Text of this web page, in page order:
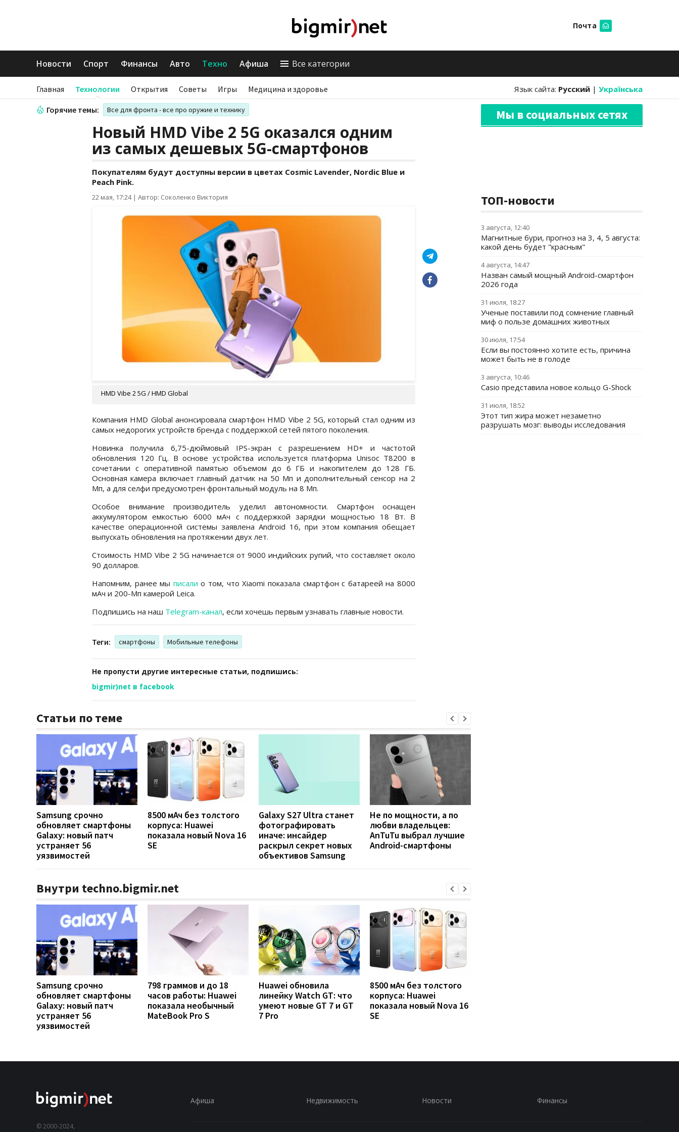
Почта
Новости Спорт Финансы Авто Техно Афиша Все категории
Главная Технологии Открытия Советы Игры Медицина и здоровье Язык сайта: Русский | Українська
Горячие темы: Все для фронта - все про оружие и технику
Новый HMD Vibe 2 5G оказался одним
из самых дешевых 5G-смартфонов
Покупателям будут доступны версии в цветах Cosmic Lavender, Nordic Blue и
Peach Pink.
22 мая, 17:24| Автор: Соколенко Виктория
HMD Vibe 2 5G / HMD Global
Компания HMD Global анонсировала смартфон HMD Vibe 2 5G, который стал одним из
самых недорогих устройств бренда с поддержкой сетей пятого поколения.
Новинка получила 6,75-дюймовый IPS-экран с разрешением HD+ и частотой
обновления 120 Гц. В основе устройства используется платформа Unisoc T8200 в
сочетании с оперативной памятью объемом до 6 ГБ и накопителем до 128 ГБ.
Основная камера включает главный датчик на 50 Мп и дополнительный сенсор на 2
Мп, а для селфи предусмотрен фронтальный модуль на 8 Мп.
Особое внимание производитель уделил автономности. Смартфон оснащен
аккумулятором емкостью 6000 мАч с поддержкой зарядки мощностью 18 Вт. В
качестве операционной системы заявлена Android 16, при этом компания обещает
выпускать обновления на протяжении двух лет.
Стоимость HMD Vibe 2 5G начинается от 9000 индийских рупий, что составляет около
90 долларов.
Напомним, ранее мы писали о том, что Xiaomi показала смартфон с батареей на 8000
мАч и 200-Мп камерой Leica.
Подпишись на наш Telegram-канал, если хочешь первым узнавать главные новости.
Теги: смартфоны Мобильные телефоны
Не пропусти другие интересные статьи, подпишись:
bigmir)net в facebook
Статьи по теме
Samsung срочно
обновляет смартфоны
Galaxy: новый патч
устраняет 56
уязвимостей
8500 мАч без толстого
корпуса: Huawei
показала новый Nova 16
SE
Galaxy S27 Ultra станет
фотографировать
иначе: инсайдер
раскрыл секрет новых
объективов Samsung
Не по мощности, а по
любви владельцев:
AnTuTu выбрал лучшие
Android-смартфоны
Внутри techno.bigmir.net
Samsung срочно
обновляет смартфоны
Galaxy: новый патч
устраняет 56
уязвимостей
798 граммов и до 18
часов работы: Huawei
показала необычный
MateBook Pro S
Huawei обновила
линейку Watch GT: что
умеют новые GT 7 и GT
7 Pro
8500 мАч без толстого
корпуса: Huawei
показала новый Nova 16
SE
Мы в социальных сетях
ТОП-новости
3 августа, 12:40
Магнитные бури, прогноз на 3, 4, 5 августа:
какой день будет "красным"
4 августа, 14:47
Назван самый мощный Android-смартфон
2026 года
31 июля, 18:27
Ученые поставили под сомнение главный
миф о пользе домашних животных
30 июля, 17:54
Если вы постоянно хотите есть, причина
может быть не в голоде
3 августа, 10:46
Casio представила новое кольцо G-Shock
31 июля, 18:52
Этот тип жира может незаметно
разрушать мозг: выводы исследования
© 2000-2024,
Афиша Недвижимость Новости Финансы